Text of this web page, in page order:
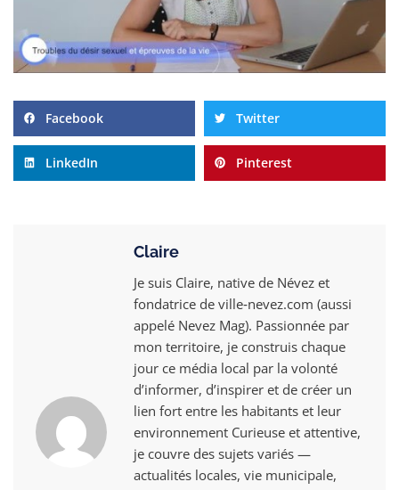
Facebook Twitter
LinkedIn Pinterest
Claire
Je suis Claire, native de Névez et
fondatrice de ville‑nevez.com (aussi
appelé Nevez Mag). Passionnée par
mon territoire, je construis chaque
jour ce média local par la volonté
d’informer, d’inspirer et de créer un
lien fort entre les habitants et leur
environnement Curieuse et attentive,
je couvre des sujets variés —
actualités locales, vie municipale,